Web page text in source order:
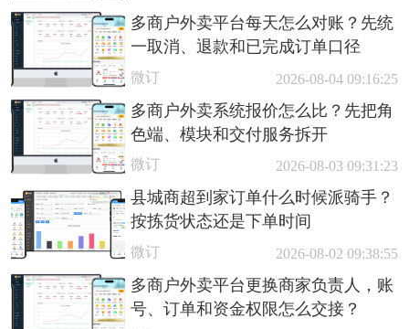
多商户外卖平台每天怎么对账？先统
一取消、退款和已完成订单口径
微订 2026-08-04 09:16:25
多商户外卖系统报价怎么比？先把角
色端、模块和交付服务拆开
微订 2026-08-03 09:31:23
县城商超到家订单什么时候派骑手？
按拣货状态还是下单时间
微订 2026-08-02 09:38:55
多商户外卖平台更换商家负责人，账
号、订单和资金权限怎么交接？